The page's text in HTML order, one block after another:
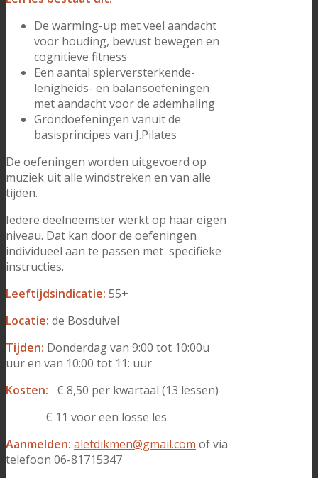
De warming-up met veel aandacht
voor houding, bewust bewegen en
cognitieve fitness
Een aantal spierversterkende-
lenigheids- en balansoefeningen
met aandacht voor de ademhaling
Grondoefeningen vanuit de
basisprincipes van J.Pilates
De oefeningen worden uitgevoerd op
muziek uit alle windstreken en van alle
tijden.
Iedere deelneemster werkt op haar eigen
niveau. Dat kan door de oefeningen
individueel aan te passen met specifieke
instructies.
Leeftijdsindicatie: 55+
Locatie: de Bosduivel
Tijden: Donderdag van 9:00 tot 10:00u
uur en van 10:00 tot 11: uur
Kosten: € 8,50 per kwartaal (13 lessen)
€ 11 voor een losse les
Aanmelden: aletdikmen@gmail.com of via
telefoon 06-81715347